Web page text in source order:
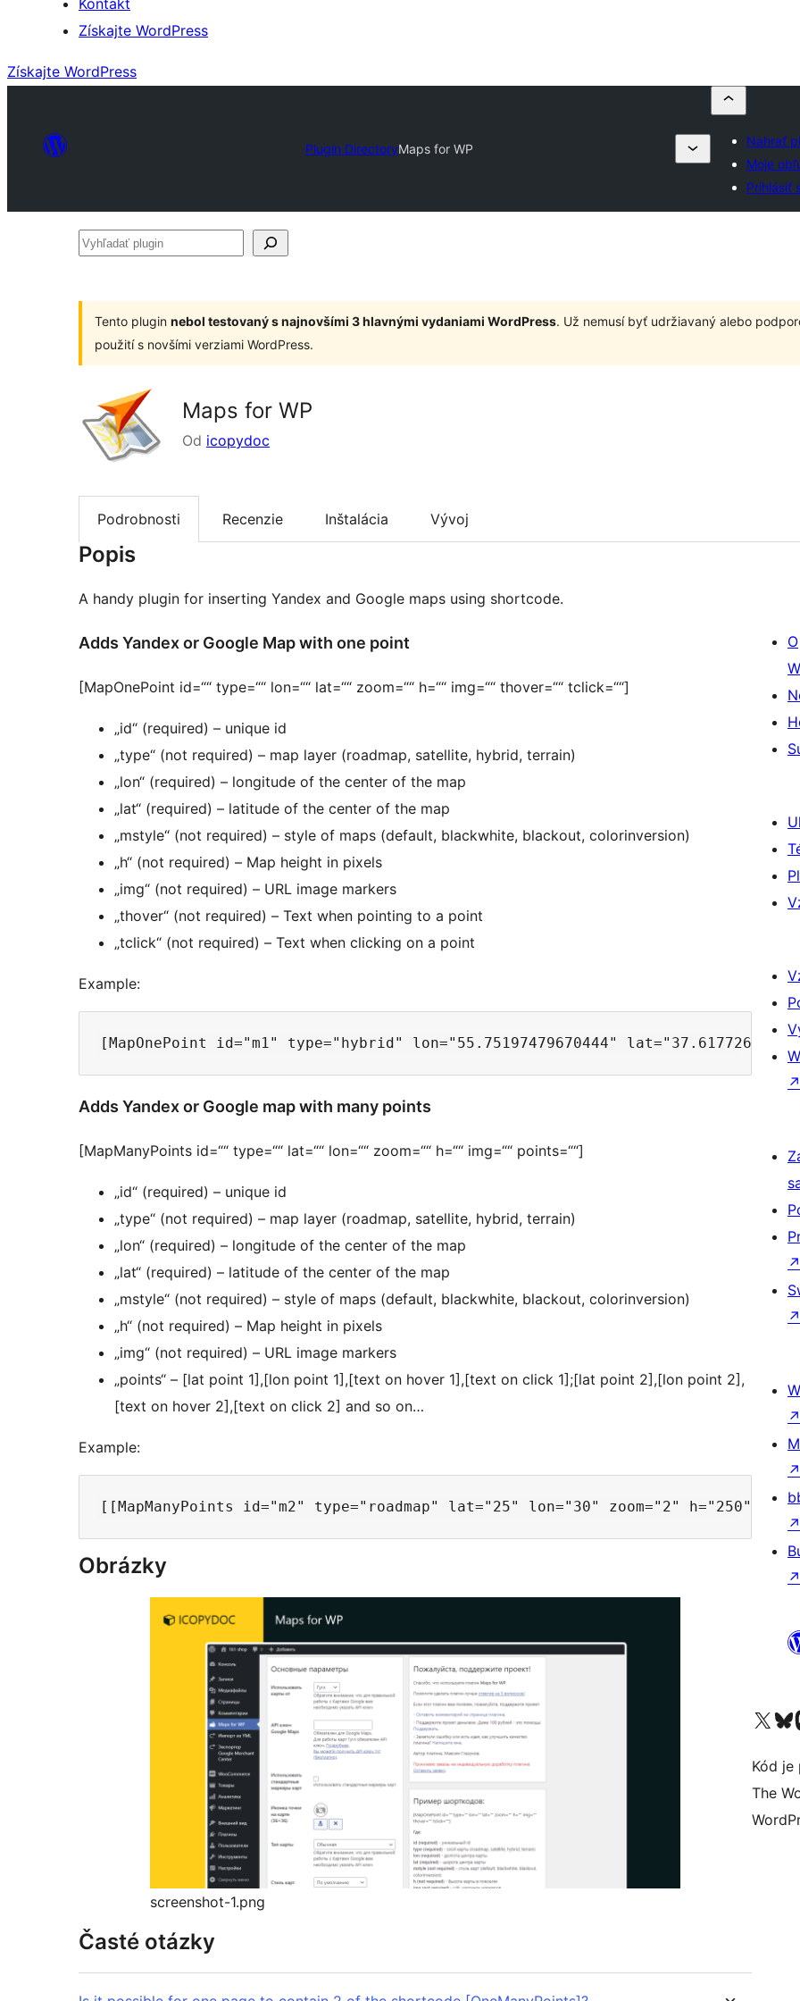
Kontakt
Získajte WordPress
Získajte WordPress
Plugin DirectoryMaps for WP
Nahrať
Moje
Prihlásiť
Vyhľadať
Tento plugin nebol testovaný s najnovšími 3 hlavnými vydaniami WordPress. Už nemusí byť udržiavaný alebo
použití s novšími verziami WordPress.
Maps for WP
Od icopydoc
Podrobnosti Recenzie Inštalácia Vývoj
Popis
A handy plugin for inserting Yandex and Google maps using shortcode.
Adds Yandex or Google Map with one point
[MapOnePoint id=““ type=““ lon=““ lat=““ zoom=““ h=““ img=““ thover=““ tclick=““]
„id“ (required) – unique id
„type“ (not required) – map layer (roadmap, satellite, hybrid, terrain)
„lon“ (required) – longitude of the center of the map
„lat“ (required) – latitude of the center of the map
„mstyle“ (not required) – style of maps (default, blackwhite, blackout, сolorinversion)
„h“ (not required) – Map height in pixels
„img“ (not required) – URL image markers
„thover“ (not required) – Text when pointing to a point
„tclick“ (not required) – Text when clicking on a point
Example:
Adds Yandex or Google map with many points
[MapManyPoints id=““ type=““ lat=““ lon=““ zoom=““ h=““ img=““ points=““]
„id“ (required) – unique id
„type“ (not required) – map layer (roadmap, satellite, hybrid, terrain)
„lon“ (required) – longitude of the center of the map
„lat“ (required) – latitude of the center of the map
„mstyle“ (not required) – style of maps (default, blackwhite, blackout, сolorinversion)
„h“ (not required) – Map height in pixels
„img“ (not required) – URL image markers
„points“ – [lat point 1],[lon point 1],[text on hover 1],[text on click 1];[lat point 2],[lon point 2],
[text on hover 2],[text on click 2] and so on…
Example:
Obrázky
screenshot-1.png
Časté otázky
O
↗
↗
↗
↗
↗
↗
↗
Navštívte náš účet na
Navštívte
Kód je
The